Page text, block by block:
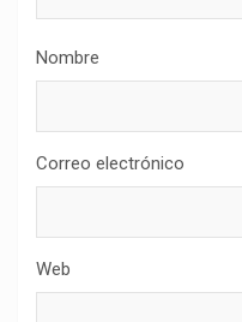
Nombre
Correo electrónico
Web